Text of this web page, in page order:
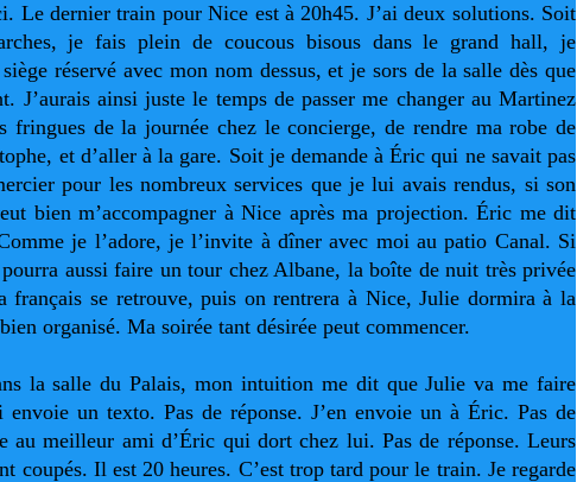
Le dernier train pour Nice est à 20h45. J’ai deux solutions. Soit
je fais plein de coucous bisous dans le grand hall, je
siège réservé avec mon nom dessus, et je sors de la salle dès que
J’aurais ainsi juste le temps de passer me changer au Martinez
fringues de la journée chez le concierge, de rendre ma robe de
et d’aller à la gare. Soit je demande à Éric qui ne savait pas
pour les nombreux services que je lui avais rendus, si son
bien m’accompagner à Nice après ma projection. Éric me dit
je l’adore, je l’invite à dîner avec moi au patio Canal. Si
aussi faire un tour chez Albane, la boîte de nuit très privée
français se retrouve, puis on rentrera à Nice, Julie dormira à la
organisé. Ma soirée tant désirée peut commencer.
la salle du Palais, mon intuition me dit que Julie va me faire
un texto. Pas de réponse. J’en envoie un à Éric. Pas de
au meilleur ami d’Éric qui dort chez lui. Pas de réponse. Leurs
coupés. Il est 20 heures. C’est trop tard pour le train. Je regarde